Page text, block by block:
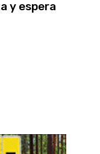
y espera